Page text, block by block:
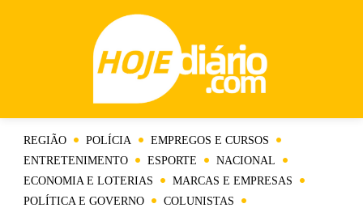
REGIÃO POLÍCIA
EMPREGOS E CURSOS
ENTRETENIMENTO
ESPORTE
NACIONAL
ECONOMIA E LOTERIAS
MARCAS E EMPRESAS
POLÍTICA E GOVERNO
COLUNISTAS